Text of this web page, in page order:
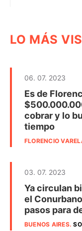
LO MÁS
06. 07. 2023
Es de
cobrar y lo
tiempo
FLORENCIO
03. 07. 2023
Ya circulan
el
pasos para
BUENOS AIRES.